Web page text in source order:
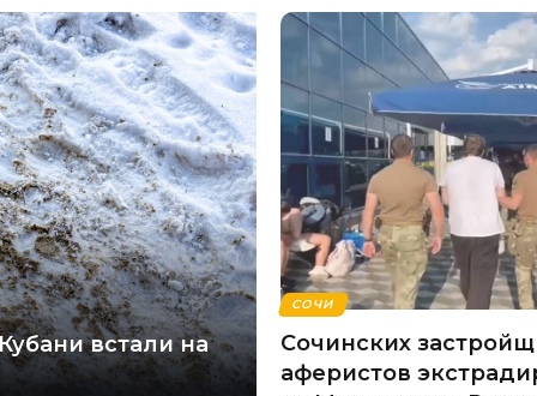
встали на
СОЧИ
Сочинских
аферистов